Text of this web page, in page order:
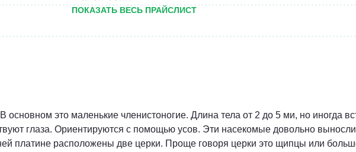
от 5000 руб.
ПОКАЗАТЬ ВЕСЬ ПРАЙСЛИСТ
основном это маленькие членистоногие. Длина тела от 2 до 5 ми, но иногда
глаза. Ориентируются с помощью усов. Эти насекомые довольно
платине расположены две церки. Проще говоря церки это щипцы или